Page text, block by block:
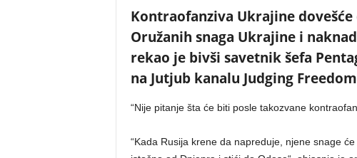
Kontraofanziva Ukrajine
Oružanih snaga Ukrajine i
rekao je bivši savetnik šefa
na Jutjub kanalu Judging
“Nije pitanje šta će biti posle takozvane
“Kada Rusija krene da napreduje, njene snage